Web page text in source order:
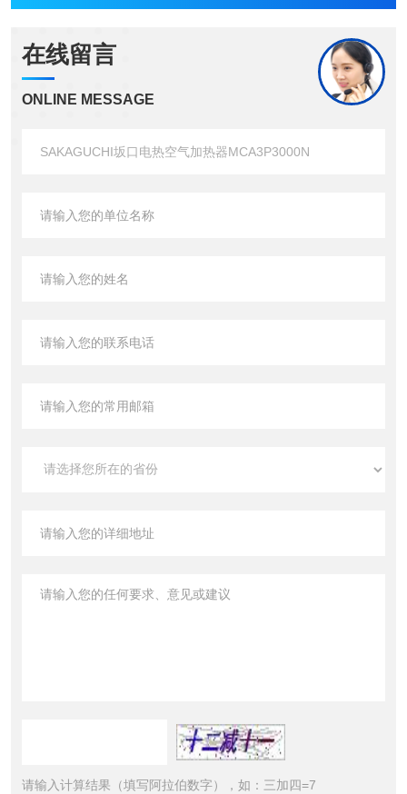
在线留言
ONLINE MESSAGE
请输入计算结果（填写阿拉伯数字），如：三加四=7